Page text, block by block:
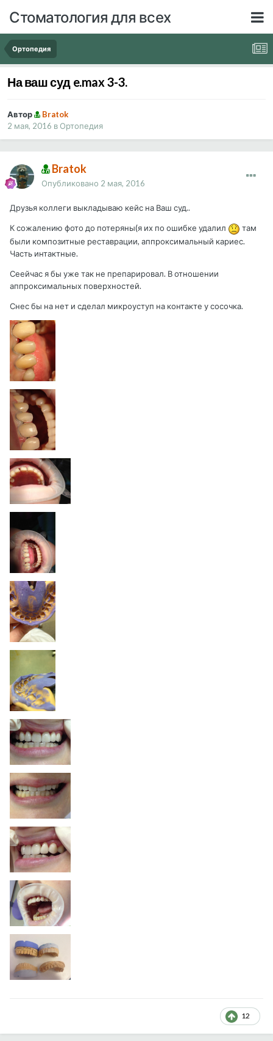
Стоматология для всех
Ортопедия
На ваш суд e.max 3-3.
Автор
Bratok
2 мая, 2016 в Ортопедия
Bratok
Опубликовано 2 мая, 2016
Друзья коллеги выкладываю кейс на Ваш суд..
К сожалению фото до потеряны(я их по ошибке удалил
там
были композитные реставрации, аппроксимальный кариес.
Часть интактные.
Сеейчас я бы уже так не препарировал. В отношении
аппроксимальных поверхностей.
Снес бы на нет и сделал микроуступ на контакте у сосочка.
12